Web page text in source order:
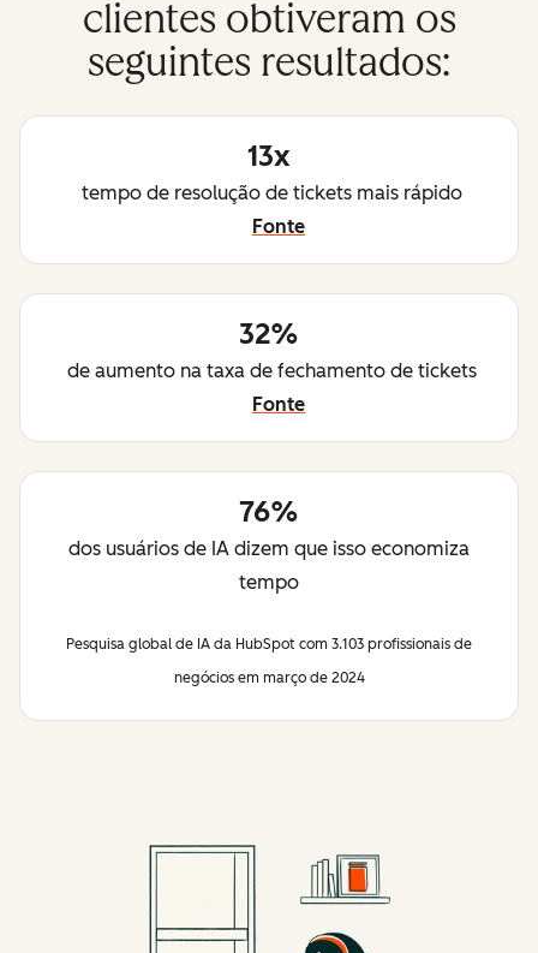
clientes obtiveram os
seguintes resultados:
13x
tempo de resolução de tickets mais rápido
Fonte
32%
de aumento na taxa de fechamento de tickets
Fonte
76%
dos usuários de IA dizem que isso economiza
tempo
Pesquisa global de IA da HubSpot com 3.103 profissionais de
negócios em março de 2024